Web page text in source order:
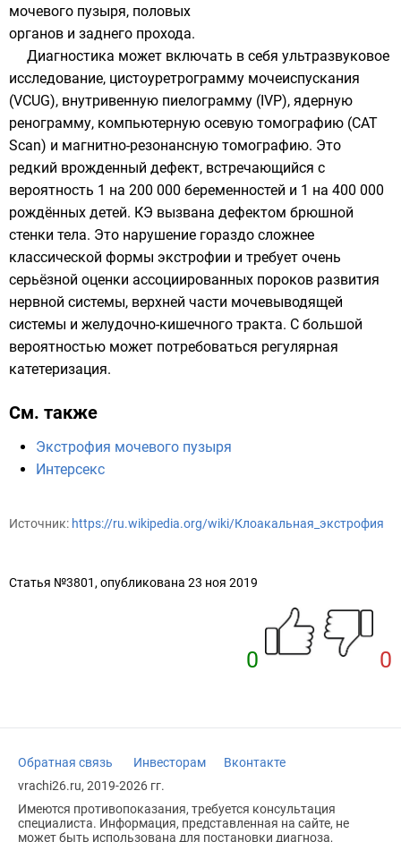
мочевого пузыря, половых
органов и заднего прохода.
Диагностика может включать в себя ультразвуковое
исследование, цистоуретрограмму мочеиспускания
(VCUG), внутривенную пиелограмму (IVP), ядерную
ренограмму, компьютерную осевую томографию (CAT
Scan) и магнитно-резонансную томографию. Это
редкий врожденный дефект, встречающийся с
вероятность 1 на 200 000 беременностей и 1 на 400 000
рождённых детей. КЭ вызвана дефектом брюшной
стенки тела. Это нарушение гораздо сложнее
классической формы экстрофии и требует очень
серьёзной оценки ассоциированных пороков развития
нервной системы, верхней части мочевыводящей
системы и желудочно-кишечного тракта. С большой
вероятностью может потребоваться регулярная
катетеризация.
См. также
Экстрофия мочевого пузыря
Интерсекс
Источник: https://ru.wikipedia.org/wiki/Клоакальная_экстрофия
Статья №3801, опубликована 23 ноя 2019
0 0
Обратная связь Инвесторам
Вконтакте
vrachi26.ru, 2019-2026 гг.
Имеются противопоказания, требуется консультация
специалиста. Информация, представленная на сайте, не
может быть использована для постановки диагноза,